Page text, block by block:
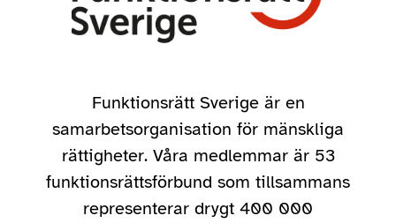
Funktionsrätt Sverige är en
samarbetsorganisation för mänskliga
rättigheter. Våra medlemmar är 53
funktionsrättsförbund som tillsammans
representerar drygt 400 000